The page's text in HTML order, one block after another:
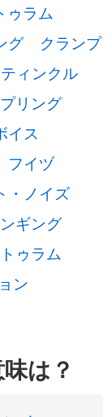
ゥラム
グ
クランプ
ティンクル
リング
イス
フイヅ
・ノイズ
ギング
ゥラム
ン
は？